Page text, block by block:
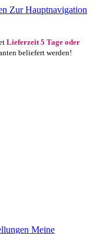
Zur Hauptnavigation
Lieferzeit 5 Tage oder
beliefert werden!
Meine